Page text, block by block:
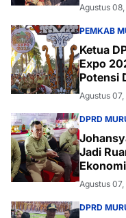
Agustus
PEMKAB
Ketua
Expo
Potensi
Agustus
DPRD
Jadi
Agustus
DPRD